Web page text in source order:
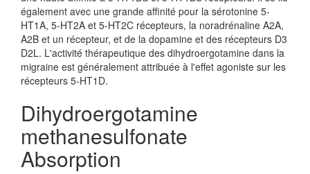
également avec une grande affinité pour la sérotonine 5-
HT1A, 5-HT2A et 5-HT2C récepteurs, la noradrénaline A2A,
A2B et un récepteur, et de la dopamine et des récepteurs D3
D2L. L'activité thérapeutique des dihydroergotamine dans la
migraine est généralement attribuée à l'effet agoniste sur les
récepteurs 5-HT1D.
Dihydroergotamine
methanesulfonate
Absorption